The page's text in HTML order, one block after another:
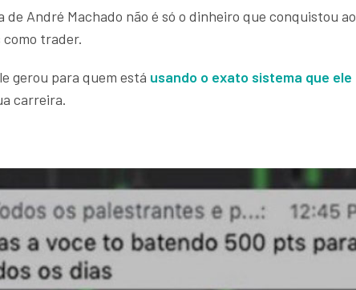
de André Machado não é só o dinheiro que conquistou ao
como trader.
gerou para quem está usando o exato sistema que ele
carreira.